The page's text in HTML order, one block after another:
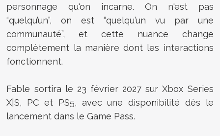
personnage qu'on incarne. On n'est pas
“quelqu’un”, on est “quelqu’un vu par une
communauté”, et cette nuance change
complètement la manière dont les interactions
fonctionnent.
Fable sortira le 23 février 2027 sur Xbox Series
X|S, PC et PS5, avec une disponibilité dès le
lancement dans le Game Pass.